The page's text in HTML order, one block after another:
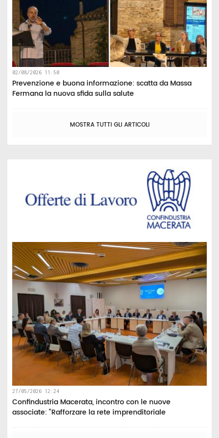
02/08/2026 11:50
Prevenzione e buona informazione: scatta da Massa
Fermana la nuova sfida sulla salute
MOSTRA TUTTI GLI ARTICOLI
27/05/2026 12:24
Confindustria Macerata, incontro con le nuove
associate: “Rafforzare la rete imprenditoriale